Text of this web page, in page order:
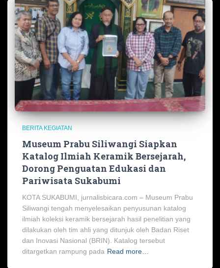
BERITA KEGIATAN
Museum Prabu Siliwangi Siapkan
Katalog Ilmiah Keramik Bersejarah,
Dorong Penguatan Edukasi dan
Pariwisata Sukabumi
KOTA SUKABUMI, jurnalisbicara.com – Museum Prabu
Siliwangi tengah menyelesaikan penyusunan katalog
ilmiah koleksi keramik bersejarah hasil penelitian yang
dilakukan oleh tim ahli yang ditunjuk oleh Badan Riset
dan Inovasi Nasional (BRIN). Katalog tersebut
ditargetkan rampung pada Read more…